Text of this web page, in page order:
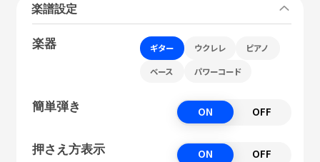
楽譜設定
楽器 ギター ウクレレ ピアノ
ベース パワーコード
簡単弾き ON OFF
押さえ方表示 ON OFF